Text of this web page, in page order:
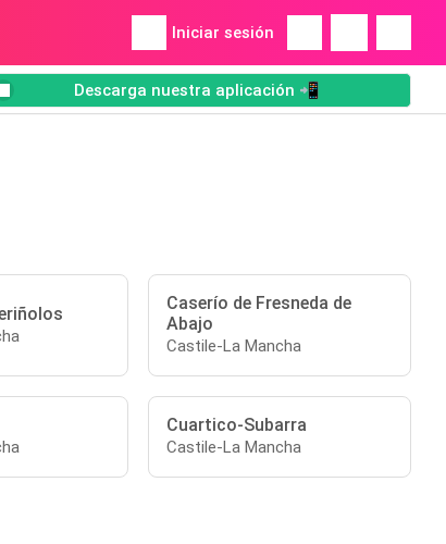
Iniciar sesión
Descarga nuestra aplicación 📲
Caserío de Fresneda de
Abajo
Castile-La Mancha
Cuartico-Subarra
Castile-La Mancha